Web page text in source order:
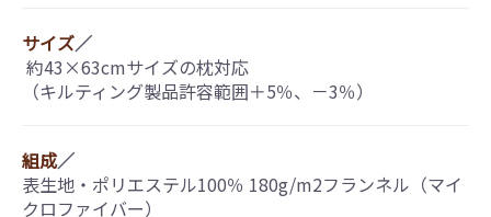
サイズ／
約43×63cmサイズの枕対応
（キルティング製品許容範囲＋5％、－3％）
組成／
表生地・ポリエステル100％ 180g/m2フランネル（マイ
クロファイバー）